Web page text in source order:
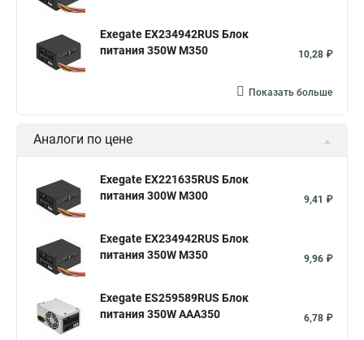
Exegate EX234942RUS Блок
питания 350W M350
10,28 ₽
Показать больше
Аналоги по цене
Exegate EX221635RUS Блок
питания 300W M300
9,41 ₽
Exegate EX234942RUS Блок
питания 350W M350
9,96 ₽
Exegate ES259589RUS Блок
питания 350W AAA350
6,78 ₽